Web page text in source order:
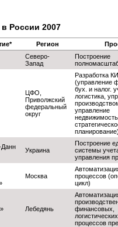
России 2007
Регион
Северо-
Запад
Построение
ЦФО,
Приволжский
федеральный
округ
Разработка
(управление
бух. и налог.
логистика,
управление
Украина
Построение
системы
управления
Москва
процессов
цикл)
Лебедянь
финансовых,
процессов